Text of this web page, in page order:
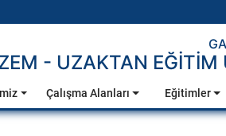
- UZAKTAN EĞİTİM
Çalışma Alanları Eğitimler